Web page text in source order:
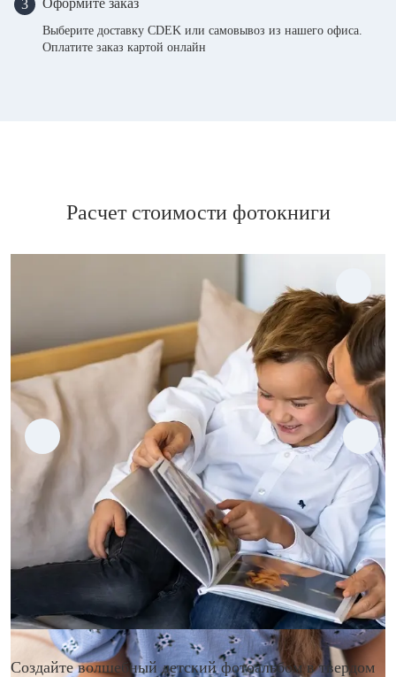
3 Оформите заказ
Выберите доставку CDEK или самовывоз из нашего офиса.
Оплатите заказ картой онлайн
Расчет стоимости фотокниги
Создайте волшебный детский фотоальбом в твердом